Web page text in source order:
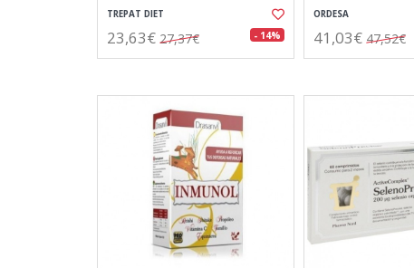
TREPAT DIET
23,63€ 27,37€ - 14%
ORDESA
41,03€ 47,52€